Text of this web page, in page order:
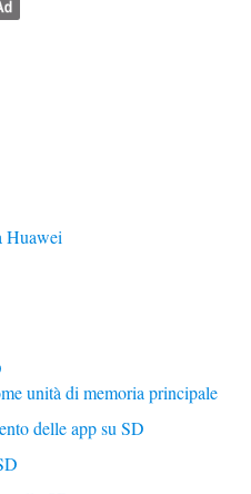
Huawei
unità di memoria principale
delle app su SD